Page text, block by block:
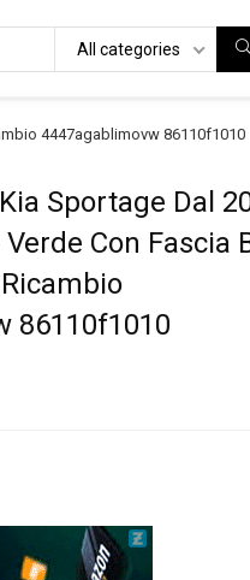
All categories
4447agablimovw 86110f1010
Sportage Dal
Con Fascia
86110f1010